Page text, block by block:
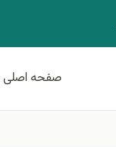
صفحه اصلی